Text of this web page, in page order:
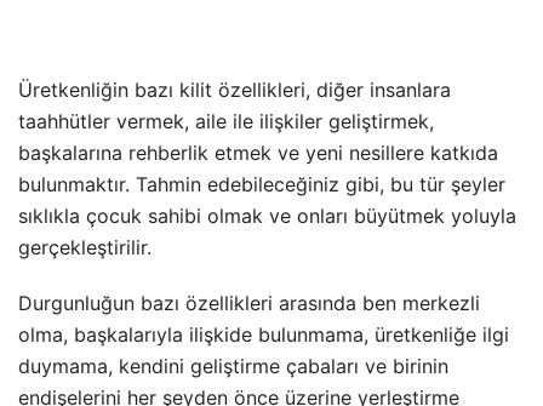
Üretkenliğin bazı kilit özellikleri, diğer insanlara
taahhütler vermek, aile ile ilişkiler geliştirmek,
başkalarına rehberlik etmek ve yeni nesillere katkıda
bulunmaktır. Tahmin edebileceğiniz gibi, bu tür şeyler
sıklıkla çocuk sahibi olmak ve onları büyütmek yoluyla
gerçekleştirilir.
Durgunluğun bazı özellikleri arasında ben merkezli
olma, başkalarıyla ilişkide bulunmama, üretkenliğe ilgi
duymama, kendini geliştirme çabaları ve birinin
endişelerini her şeyden önce üzerine yerleştirme